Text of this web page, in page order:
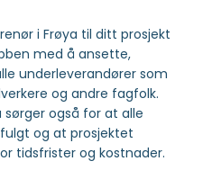
i Frøya til ditt prosjekt
med å ansette,
underleverandører som
og andre fagfolk.
også for at alle
og at prosjektet
tidsfrister og kostnader.